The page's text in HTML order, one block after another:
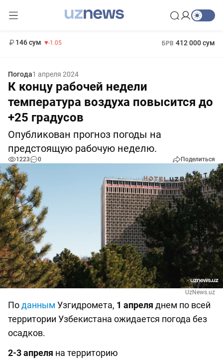
146 сум -1.05 БРВ 412 000 сум
Погода1 апреля 2024
К концу рабочей недели
температура воздуха повысится до
+25 градусов
Опубликован прогноз погоды на
предстоящую рабочую неделю.
1223 0 Поделиться
UzNews.uz
Поданным Узгидромета, 1 апреля днем по всей
территории Узбекистана ожидается погода без
осадков.
2-3 апреля на территорию